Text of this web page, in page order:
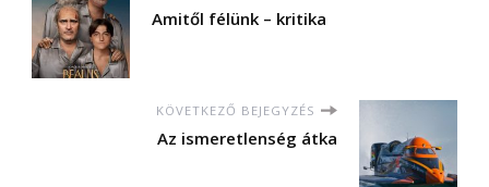
Amitől félünk – kritika
KÖVETKEZŐ BEJEGYZÉS
Az ismeretlenség átka